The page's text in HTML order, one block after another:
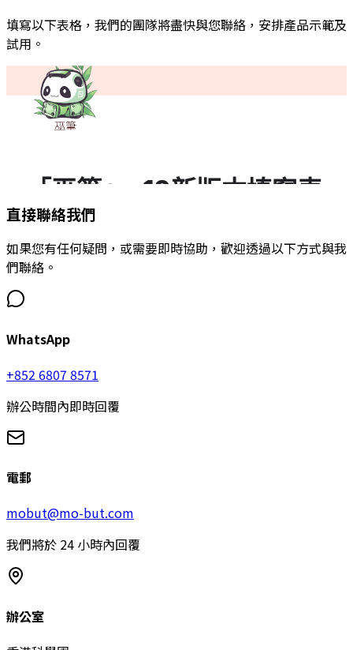
填寫以下表格，我們的團隊將盡快與您聯絡，安排產品示範及
試用。
直接聯絡我們
如果您有任何疑問，或需要即時協助，歡迎透過以下方式與我
們聯絡。
WhatsApp
+852 6807 8571
辦公時間內即時回覆
電郵
mobut@mo-but.com
我們將於 24 小時內回覆
辦公室